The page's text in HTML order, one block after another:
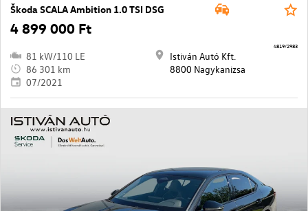
Škoda SCALA Ambition 1.0 TSI DSG
4 899 000 Ft
81 kW/110 LE
86 301 km
07/2021
Istiván Autó Kft.
8800 Nagykanizsa
4819/2983